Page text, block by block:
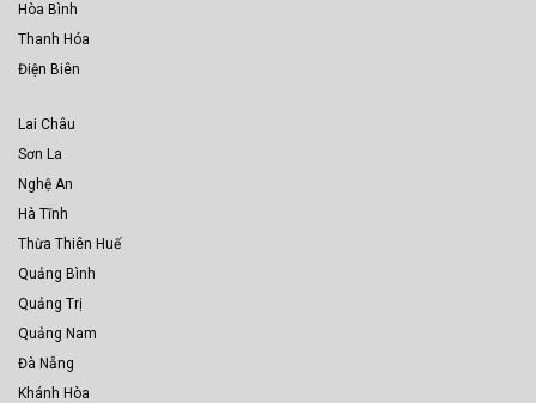
Hòa Bình
Thanh Hóa
Điện Biên
Lai Châu
Sơn La
Nghệ An
Hà Tĩnh
Thừa Thiên Huế
Quảng Bình
Quảng Trị
Quảng Nam
Đà Nẵng
Khánh Hòa